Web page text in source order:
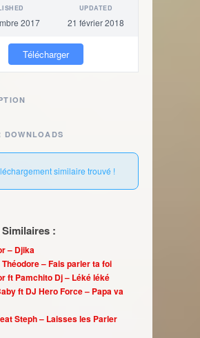
2017
UPDATED
21 février 2018
Télécharger
DOWNLOADS
similaire trouvé !
:
– Djika
– Fais parler ta foi
ft Pamchito Dj – Léké léké
ft DJ Hero Force – Papa va
Steph – Laisses les Parler